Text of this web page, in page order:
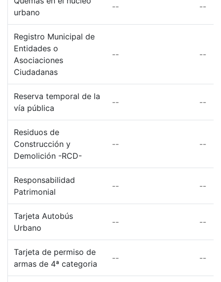
urbano
-- --
Registro Municipal de
Entidades o
Asociaciones
Ciudadanas
-- --
Reserva temporal de la
vía pública
-- --
Residuos de
Construcción y
Demolición -RCD-
-- --
Responsabilidad
Patrimonial
-- --
Tarjeta Autobús
Urbano
-- --
Tarjeta de permiso de
armas de 4ª categoria
-- --